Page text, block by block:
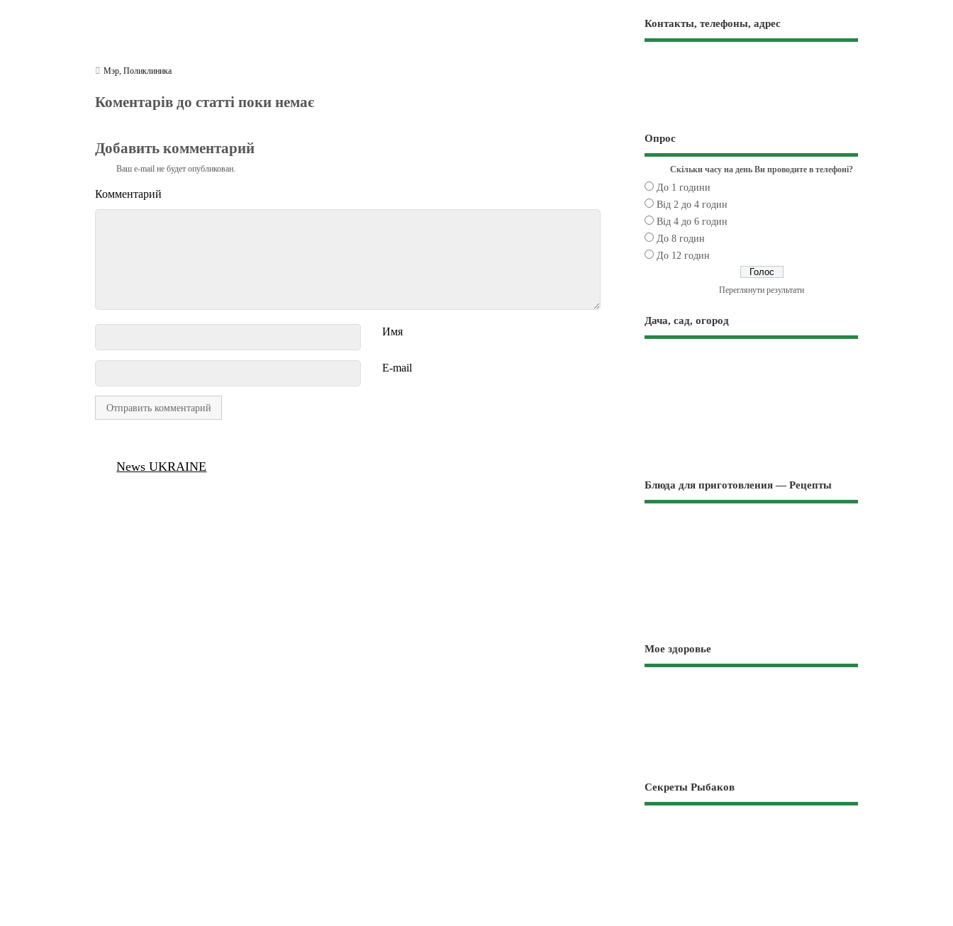
Мэр ,Поликлиника
Коментарів до статті поки немає
Добавить комментарий
Ваш e-mail не будет опубликован.
Комментарий
Имя
E-mail
News UKRAINE
Контакты, телефоны, адрес
Опрос
Скільки часу на день Ви проводите в телефоні?
До 1 години
Від 2 до 4 годин
Від 4 до 6 годин
До 8 годин
До 12 годин
Переглянути результати
Дача, сад, огород
Блюда для приготовления — Рецепты
Мое здоровье
Секреты Рыбаков